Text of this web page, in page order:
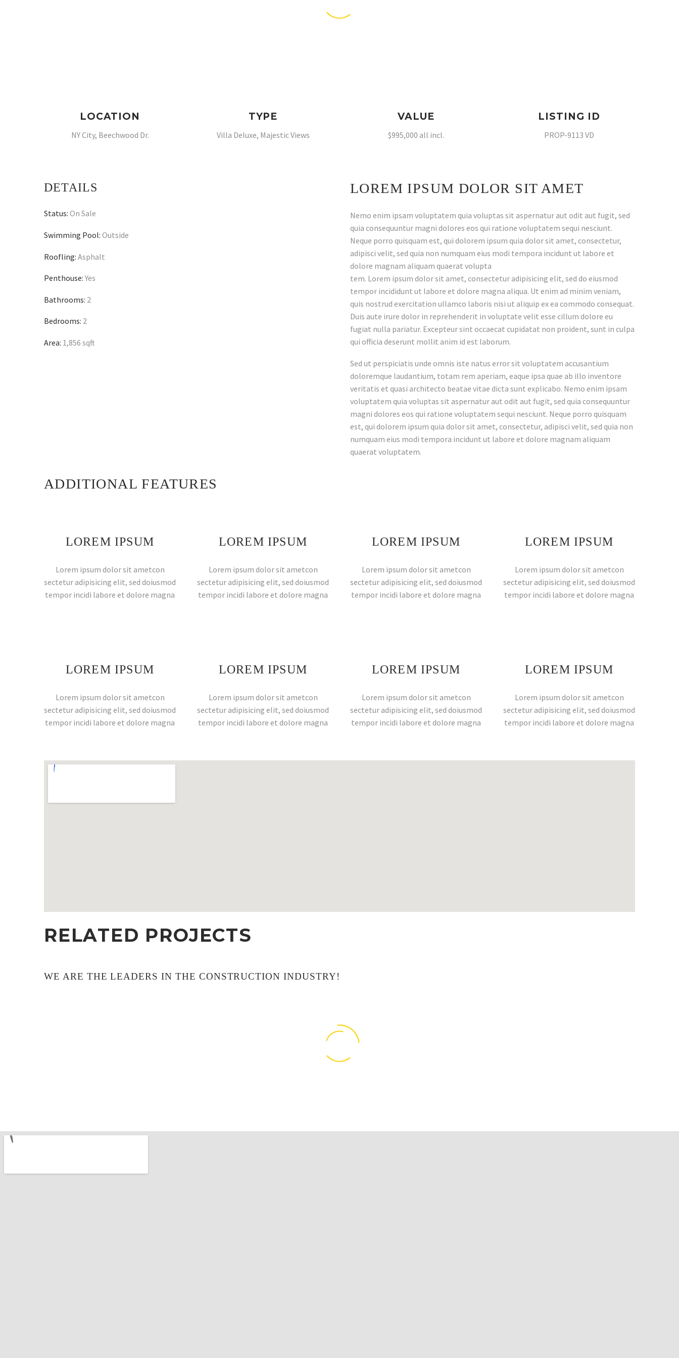
LOCATION
NY City, Beechwood Dr.
TYPE
Villa Deluxe, Majestic Views
VALUE
$995,000 all incl.
LISTING ID
PROP-9113 VD
DETAILS
Status: On Sale
Swimming Pool: Outside
Roofling: Asphalt
Penthouse: Yes
Bathrooms: 2
Bedrooms: 2
Area: 1,856 sqft
LOREM IPSUM DOLOR SIT AMET
Nemo enim ipsam voluptatem quia voluptas sit aspernatur aut odit aut fugit, sed
quia consequuntur magni dolores eos qui ratione voluptatem sequi nesciunt.
Neque porro quisquam est, qui dolorem ipsum quia dolor sit amet, consectetur,
adipisci velit, sed quia non numquam eius modi tempora incidunt ut labore et
dolore magnam aliquam quaerat volupta
tem. Lorem ipsum dolor sit amet, consectetur adipisicing elit, sed do eiusmod
tempor incididunt ut labore et dolore magna aliqua. Ut enim ad minim veniam,
quis nostrud exercitation ullamco laboris nisi ut aliquip ex ea commodo consequat.
Duis aute irure dolor in reprehenderit in voluptate velit esse cillum dolore eu
fugiat nulla pariatur. Excepteur sint occaecat cupidatat non proident, sunt in culpa
qui officia deserunt mollit anim id est laborum.
Sed ut perspiciatis unde omnis iste natus error sit voluptatem accusantium
doloremque laudantium, totam rem aperiam, eaque ipsa quae ab illo inventore
veritatis et quasi architecto beatae vitae dicta sunt explicabo. Nemo enim ipsam
voluptatem quia voluptas sit aspernatur aut odit aut fugit, sed quia consequuntur
magni dolores eos qui ratione voluptatem sequi nesciunt. Neque porro quisquam
est, qui dolorem ipsum quia dolor sit amet, consectetur, adipisci velit, sed quia non
numquam eius modi tempora incidunt ut labore et dolore magnam aliquam
quaerat voluptatem.
ADDITIONAL FEATURES
LOREM IPSUM
Lorem ipsum dolor sit ametcon
sectetur adipisicing elit, sed doiusmod
tempor incidi labore et dolore magna
LOREM IPSUM
Lorem ipsum dolor sit ametcon
sectetur adipisicing elit, sed doiusmod
tempor incidi labore et dolore magna
LOREM IPSUM
Lorem ipsum dolor sit ametcon
sectetur adipisicing elit, sed doiusmod
tempor incidi labore et dolore magna
LOREM IPSUM
Lorem ipsum dolor sit ametcon
sectetur adipisicing elit, sed doiusmod
tempor incidi labore et dolore magna
LOREM IPSUM
Lorem ipsum dolor sit ametcon
sectetur adipisicing elit, sed doiusmod
tempor incidi labore et dolore magna
LOREM IPSUM
Lorem ipsum dolor sit ametcon
sectetur adipisicing elit, sed doiusmod
tempor incidi labore et dolore magna
LOREM IPSUM
Lorem ipsum dolor sit ametcon
sectetur adipisicing elit, sed doiusmod
tempor incidi labore et dolore magna
LOREM IPSUM
Lorem ipsum dolor sit ametcon
sectetur adipisicing elit, sed doiusmod
tempor incidi labore et dolore magna
RELATED PROJECTS
WE ARE THE LEADERS IN THE CONSTRUCTION INDUSTRY!